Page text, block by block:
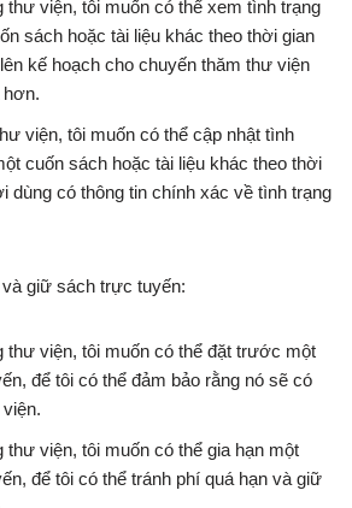
thư viện, tôi muốn có thể xem tình trạng
sách hoặc tài liệu khác theo thời gian
kế hoạch cho chuyến thăm thư viện
hơn.
viện, tôi muốn có thể cập nhật tình
cuốn sách hoặc tài liệu khác theo thời
dùng có thông tin chính xác về tình trạng
giữ sách trực tuyến:
thư viện, tôi muốn có thể đặt trước một
để tôi có thể đảm bảo rằng nó sẽ có
thư viện, tôi muốn có thể gia hạn một
để tôi có thể tránh phí quá hạn và giữ